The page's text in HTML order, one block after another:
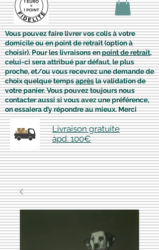
Vous pouvez faire livrer vos colis à votre
domicile ou en point de retrait (option à
choisir). Pour les livraisons enpoint de retrait,
celui-ci sera attribué par défaut, le plus
proche, et/ou vous recevrez une demande de
choix quelque tempsaprèsla validation de
votre panier. Vous pouvez toujours nous
contacter aussi si vous avez une préférence,
on essaiera d’y répondre au mieux. Merci
Livraison gratuite
àpd. 100€